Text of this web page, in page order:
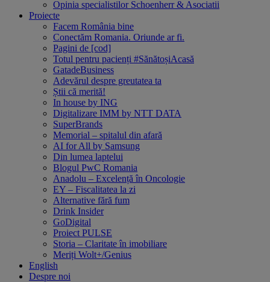
Opinia specialistilor Schoenherr & Asociatii
Proiecte
Facem România bine
Conectăm Romania. Oriunde ar fi.
Pagini de [cod]
Totul pentru pacienți #SănătoșiAcasă
GatadeBusiness
Adevărul despre greutatea ta
Știi că merită!
In house by ING
Digitalizare IMM by NTT DATA
SuperBrands
Memorial – spitalul din afară
AI for All by Samsung
Din lumea laptelui
Blogul PwC Romania
Anadolu – Excelență în Oncologie
EY – Fiscalitatea la zi
Alternative fără fum
Drink Insider
GoDigital
Proiect PULSE
Storia – Claritate în imobiliare
Meriți Wolt+/Genius
English
Despre noi